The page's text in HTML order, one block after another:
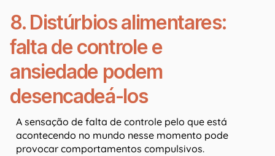
8. Distúrbios alimentares:
falta de controle e
ansiedade podem
desencadeá-los
A sensação de falta de controle pelo que está
acontecendo no mundo nesse momento pode
provocar comportamentos compulsivos.